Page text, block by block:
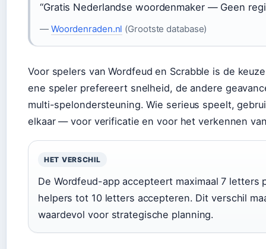
“Gratis Nederlandse woordenmaker — Geen
— Woordenraden.nl (Grootste database)
Voor spelers van Wordfeud en Scrabble is de
ene speler prefereert snelheid, de andere
multi-spelondersteuning. Wie serieus speelt,
elkaar — voor verificatie en voor het verkennen
HET VERSCHIL
De Wordfeud-app accepteert maximaal 7
helpers tot 10 letters accepteren. Dit verschil
waardevol voor strategische planning.